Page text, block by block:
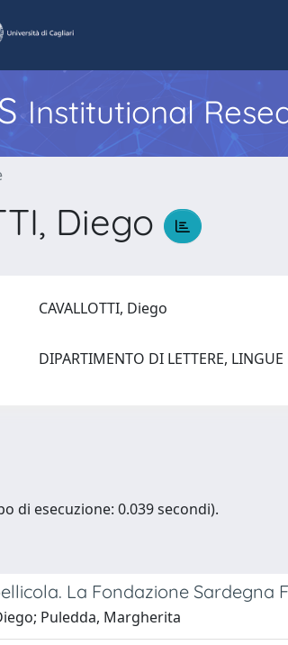
Institutional
Diego
CAVALLOTTI, Diego
DIPARTIMENTO DI LETTERE,
di esecuzione: 0.039 secondi).
La Fondazione Sardegna
Puledda, Margherita